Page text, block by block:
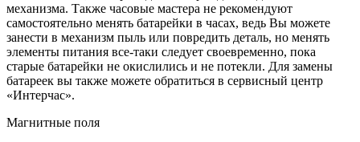
механизма. Также часовые мастера не рекомендуют
самостоятельно менять батарейки в часах, ведь Вы можете
занести в механизм пыль или повредить деталь, но менять
элементы питания все-таки следует своевременно, пока
старые батарейки не окислились и не потекли. Для замены
батареек вы также можете обратиться в сервисный центр
«Интерчас».
Магнитные поля